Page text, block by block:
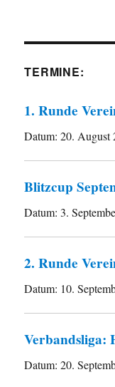
TERMINE:
1. Runde
Datum:20. August
Blitzcup
Datum: 3.
2. Runde
Datum: 10.
Verbandsliga:
Datum:20.